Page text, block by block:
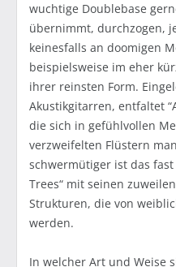
wuchtige Doublebase
übernimmt, durchzogen,
keinesfalls an doomigen
beispielsweise im eher
ihrer reinsten Form.
Akustikgitarren, entfaltet
die sich in gefühlvollen
verzweifelten Flüstern
schwermütiger ist das
Trees“ mit seinen
Strukturen, die von
werden.
In welcher Art und Weise